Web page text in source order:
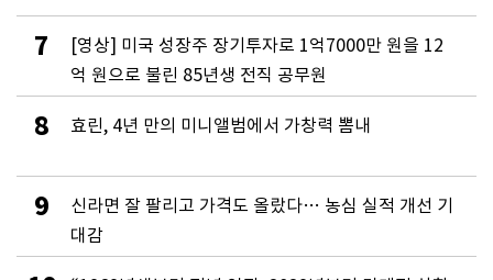
7
[영상] 미국 성장주 장기투자로 1억7000만 원을 12
억 원으로 불린 85년생 전직 공무원
8 효린, 4년 만의 미니앨범에서 가창력 뽐내
9
신라면 잘 팔리고 가격도 올랐다… 농심 실적 개선 기
대감